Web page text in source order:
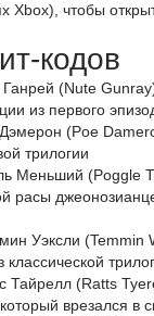
Xbox), чтобы
кодов
(Nute
из первого
(Poe
трилогии
Меньший (Poggle
расы
Уэксли (Temmin
Тайрелл (Ratts
врезался в